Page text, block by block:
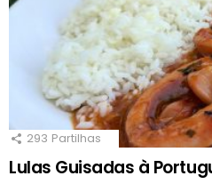
293 Partilhas
Lulas Guisadas à